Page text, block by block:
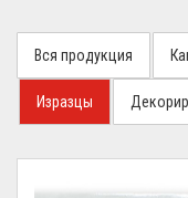
Вся продукция
Изразцы